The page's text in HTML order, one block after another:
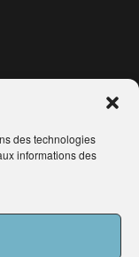
des technologies
informations des
ÉDITÉ PAR
ST HONORÉ